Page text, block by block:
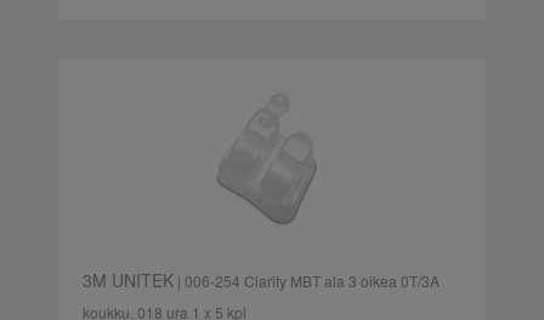
3M UNITEK| 006-254 Clarity MBT ala 3 oikea 0T/3A
koukku, 018 ura 1 x 5 kpl